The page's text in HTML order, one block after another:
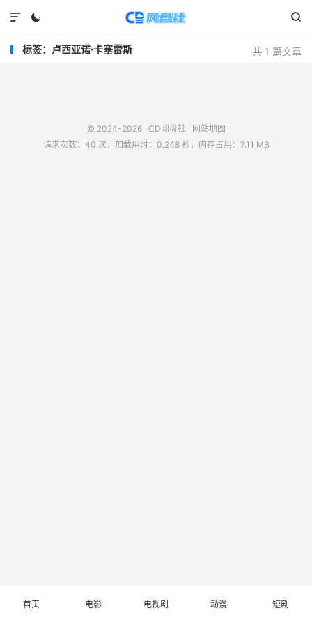
 

共 1 篇文章
标签：卢西亚诺·卡塞雷斯
© 2024-2026 CD网盘社
网站地图
请求次数：40 次，加载用时：0.248 秒，内存占用：7.11 MB
首页 电影 电视剧 动漫 短剧